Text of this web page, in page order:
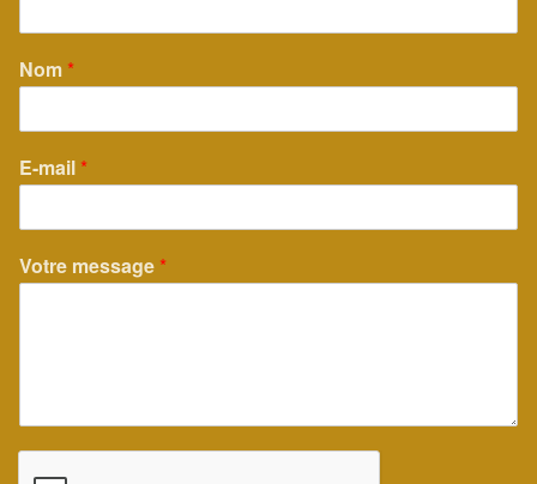
Nom *
E-mail *
Votre message *